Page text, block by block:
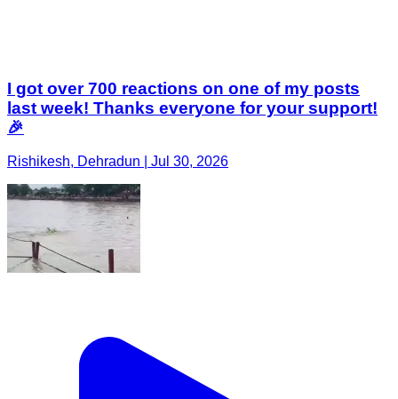
I got over 700 reactions on one of my posts
last week! Thanks everyone for your support!
🎉
Rishikesh, Dehradun | Jul 30, 2026